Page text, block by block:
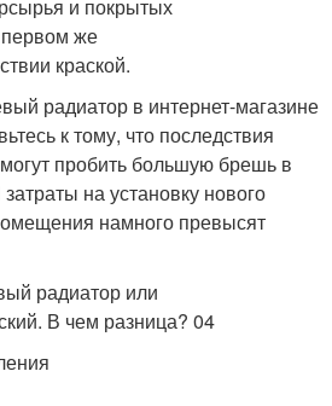
и покрытых
же
краской.
радиатор в интернет-магазине
к тому, что последствия
пробить большую брешь в
на установку нового
намного превысят